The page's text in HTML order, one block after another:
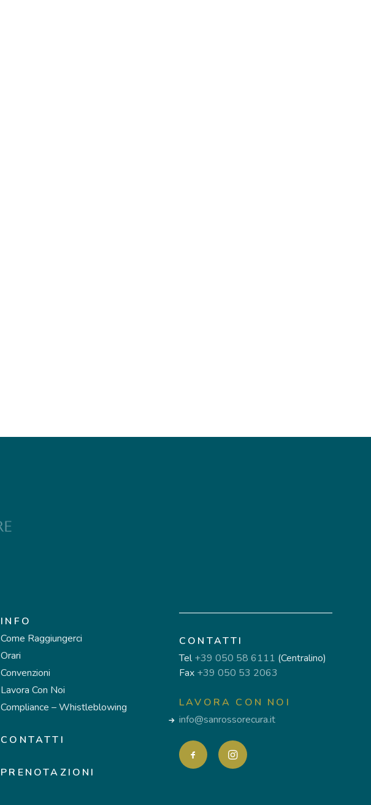
INFO
Come Raggiungerci
Orari
Convenzioni
Lavora Con Noi
Compliance – Whistleblowing
CONTATTI
PRENOTAZIONI
CONTATTI
Tel+39 050 58 6111 (Centralino)
Fax +39 050 53 2063
LAVORA CON NOI
info@sanrossorecura.it